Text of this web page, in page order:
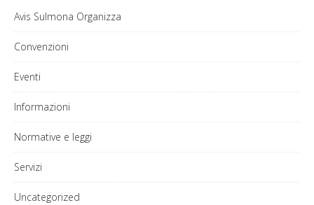
Avis Sulmona Organizza
Convenzioni
Eventi
Informazioni
Normative e leggi
Servizi
Uncategorized